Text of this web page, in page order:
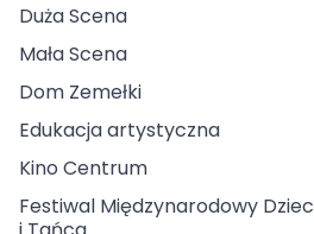
Duża Scena
Mała Scena
Dom Zemełki
Edukacja artystyczna
Kino Centrum
Festiwal Międzynarodowy